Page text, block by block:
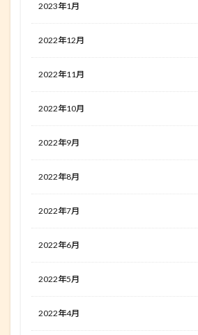
2023年1月
2022年12月
2022年11月
2022年10月
2022年9月
2022年8月
2022年7月
2022年6月
2022年5月
2022年4月